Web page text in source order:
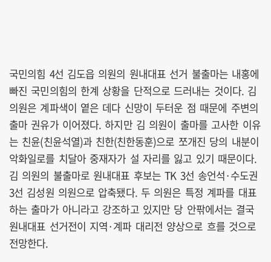
국민의힘 4선 김도읍 의원의 원내대표 선거 불출마는 내홍에
빠진 국민의힘의 한계 상황을 단적으로 드러내는 것이다. 김
의원은 계파색이 옅은 데다 신망이 두터운 점 때문에 주변의
출마 권유가 이어졌다. 하지만 김 의원이 출마를 고사한 이유
는 친윤(친윤석열)과 친한(친한동훈)으로 쪼개진 당의 내분이
악화일로를 치달아 중재자가 설 자리를 잃고 있기 때문이다.
김 의원의 불출마로 원내대표 후보는 TK 3선 송언석·수도권
3선 김성원 의원으로 압축됐다. 두 의원은 특정 계파를 대표
하는 출마가 아니라고 강조하고 있지만 당 안팎에서는 결국
원내대표 선거전이 지역·계파 대리전 양상으로 흐를 것으로
전망한다.